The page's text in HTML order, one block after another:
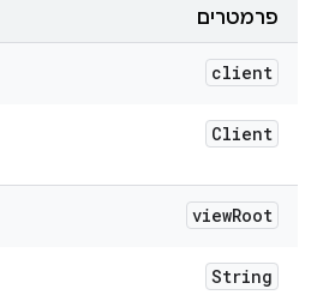
פרמטרים
client
Client
viewRoot
String